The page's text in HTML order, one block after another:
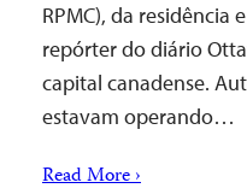
RPMC), da residência
repórter do diário
capital canadense.
estavam operando…
Read More ›